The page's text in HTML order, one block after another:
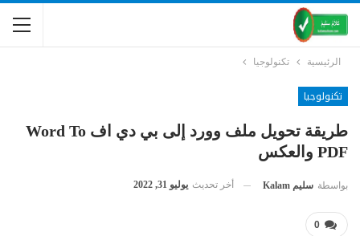
الرئيسية تكنولوجيا
تكنولوجيا
طريقة تحويل ملف وورد إلى بي دي اف Word To
PDF والعكس
بواسطة سليم Kalam أخر تحديث يوليو 31, 2022
0